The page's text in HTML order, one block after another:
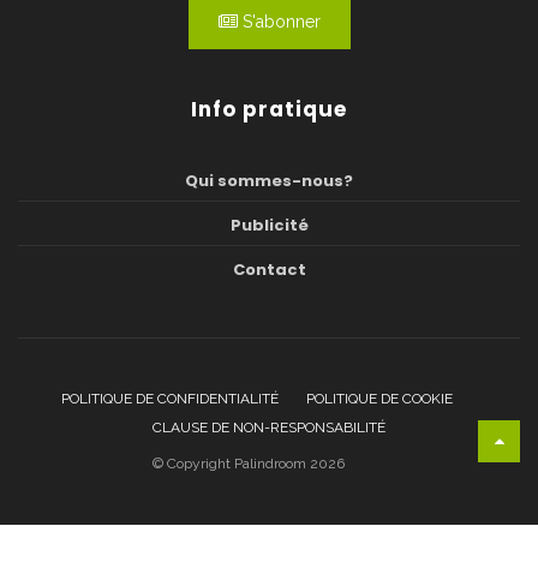
S'abonner
Info pratique
Qui sommes-nous?
Publicité
Contact
POLITIQUE DE CONFIDENTIALITÉ
POLITIQUE DE COOKIE
CLAUSE DE NON-RESPONSABILITÉ
© Copyright Palindroom 2026